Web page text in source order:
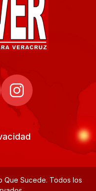
Que Sucede. Todos los